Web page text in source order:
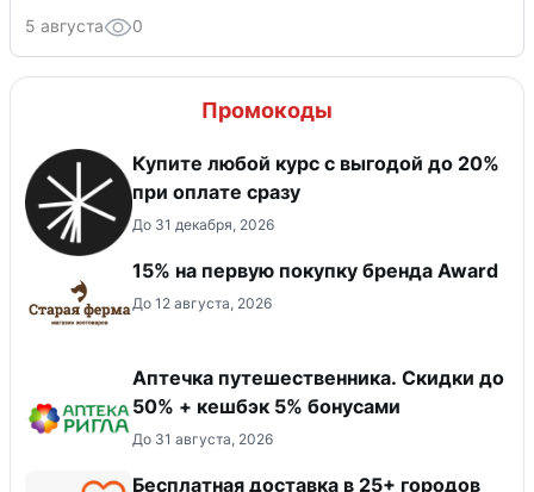
5 августа 0
Промокоды
Купите любой курс с выгодой до 20%
при оплате сразу
До 31 декабря, 2026
15% на первую покупку бренда Award
До 12 августа, 2026
Аптечка путешественника. Скидки до
50% + кешбэк 5% бонусами
До 31 августа, 2026
Бесплатная доставка в 25+ городов